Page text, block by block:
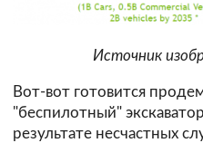
Источник
Вот-вот готовится
"беспилотный"
результате несчастных